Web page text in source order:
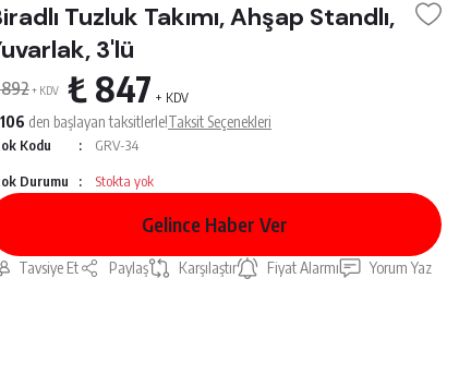
Tuzluk Takımı, Ahşap Standlı,
3'lü
+ KDV ₺ 847 + KDV
den başlayan taksitlerle!Taksit Seçenekleri
Kodu GRV-34
Durumu Stokta yok
Gelince Haber Ver
Tavsiye Et Paylaş Karşılaştır Fiyat Alarmı Yorum Yaz